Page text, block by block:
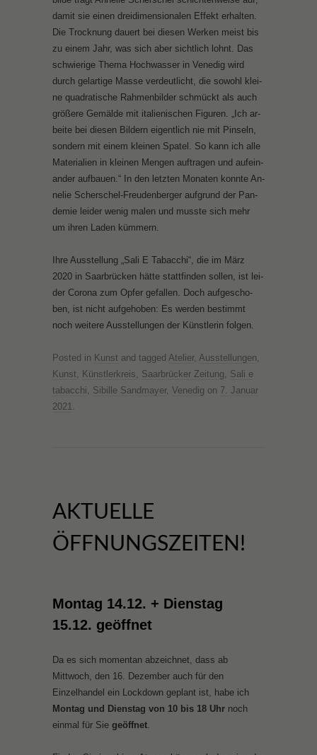
da­mit sie ei­nen drei­di­men­sio­na­len Ef­fekt er­hal­ten.
Die Trock­nung dau­ert bei die­sen Wer­ken meist bis
zu ei­nem Jahr, was sich aber sicht­lich lohnt. Das
schwie­ri­ge The­ma Hoch­was­ser in Ve­ne­dig wird
durch gel­ar­ti­ge Mas­se ver­deut­licht, die so­wohl klei­
ne qua­dra­ti­sche Rah­men­bil­der schmückt als auch
grö­ße­re Ge­mäl­de mit ita­lie­ni­schen Fi­gu­ren. „Ich ar­
bei­te bei die­sen Bil­dern ei­gent­lich nie mit Pin­seln,
son­dern mit ei­nem klei­nen Spa­tel. So kann ich al­le
Ma­te­ria­li­en in klei­nen Men­gen auf­tra­gen und auf­ein­
an­der auf­bau­en.“ In den letz­ten Mo­na­ten konn­te An­
ne­lie Scher­schel-Freu­den­ber­ger auf­grund der Pan­
de­mie lei­der we­nig ma­len und muss­te sich mehr
um ih­ren La­den küm­mern.
Ih­re Aus­stel­lung „Sa­li E Ta­bac­chi“, die im März
2020 in Saar­brü­cken hät­te statt­fin­den sol­len, ist lei­
der Co­ro­na zum Op­fer ge­fal­len. Doch auf­ge­scho­
ben, ist nicht auf­ge­ho­ben: Es wer­den be­stimmt
noch wei­te­re Aus­stel­lun­gen der Künst­le­rin fol­gen.
Posted in Kunst and tagged Atelier, Ausstellungen
Kunst
Künstlerkreis Saarbrücker Zeitung
Sali e
tabacchi
Sibille Sandmayer, Venedig on 7. Januar
2021
AKTUELLE
ÖFFNUNGSZEITEN!
Montag 14.12. + Dienstag
15.12. geöffnet
Da es sich momentan abzeichnet, dass ab
Mittwoch, den 16. Dezember auch für den
Einzelhandel ein Lockdown geplant ist, habe ich
Montag und Dienstag von 10 bis 18 Uhr noch
einmal für Sie geöffnet